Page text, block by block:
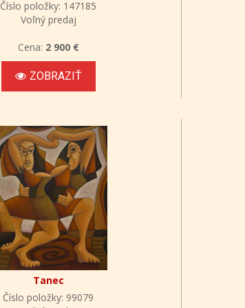
Číslo položky: 147185
Voľný predaj
Cena: 2 900 €
ZOBRAZIŤ
Tanec
Číslo položky: 99079